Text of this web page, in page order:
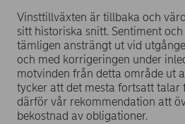
Vinsttillväxten är tillbaka och
sitt historiska snitt. Sentiment
tämligen ansträngt ut vid
och med korrigeringen under
motvinden från detta område ut
tycker att det mesta fortsatt talar
därför vår rekommendation att
bekostnad av obligationer.